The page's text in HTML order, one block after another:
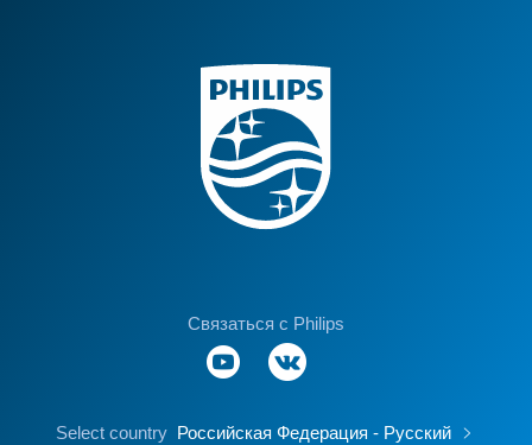
Связаться с Philips
Select country Российская Федерация - Русский